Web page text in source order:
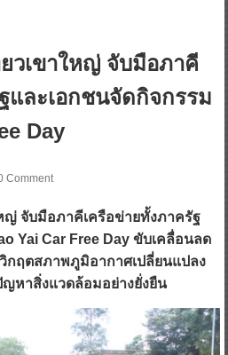
วเขาใหญ่ จับมือภาคี
และเอกชนจัดกิจกรรม
Day
Comment
ญ่ จับมือภาคีเครือข่ายทั้งภาครัฐ
Yai Car Free Day ขับเคลื่อนลด
กฤตสภาพภูมิอากาศเปลี่ยนแปลง
หาสิ่งแวดล้อมอย่างยั่งยืน